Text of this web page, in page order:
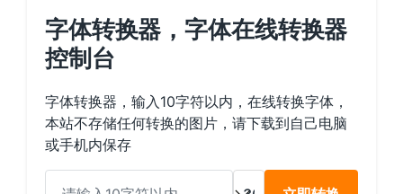
字体转换器，字体在线转换器
控制台
字体转换器，输入10字符以内，在线转换字体，
本站不存储任何转换的图片，请下载到自己电脑
或手机内保存